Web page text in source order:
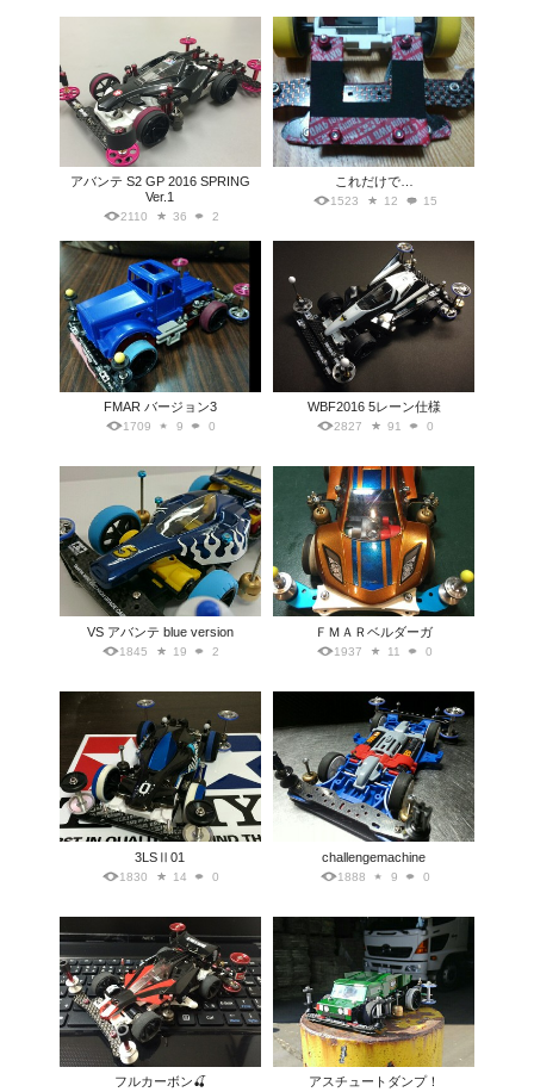
アバンテ S2 GP 2016 SPRING
Ver.1
2110 36 2
これだけで…
1523 12 15
FMAR バージョン3
1709 9 0
WBF2016 5レーン仕様
2827 91 0
VS アバンテ blue version
1845 19 2
ＦＭＡＲベルダーガ
1937 11 0
3LSⅡ01
1830 14 0
challengemachine
1888 9 0
フルカーボン🍒 アスチュートダンプ！